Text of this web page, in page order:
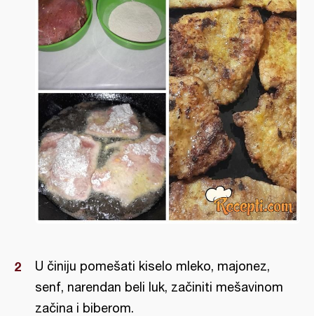
U činiju pomešati kiselo mleko, majonez,
senf, narendan beli luk, začiniti mešavinom
začina i biberom.